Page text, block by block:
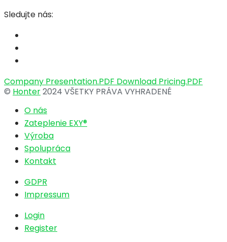
Sledujte nás:
Company Presentation.PDF Download Pricing.PDF
© Honter2024 VŠETKY PRÁVA VYHRADENÉ
O nás
Zateplenie EXY®
Výroba
Spolupráca
Kontakt
GDPR
Impressum
Login
Register